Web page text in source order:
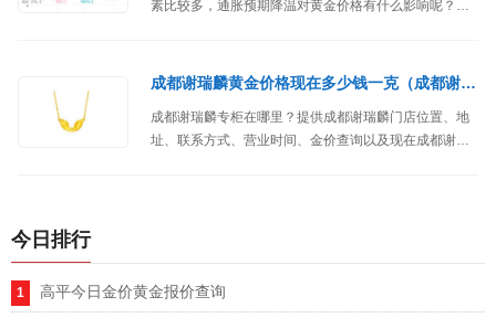
素比较多，通胀预期降温对黄金价格有什么影响呢？会
成都谢瑞麟黄金价格现在多少钱一克（成都谢瑞麟专柜地址查询）
成都谢瑞麟专柜在哪里？提供成都谢瑞麟门店位置、地
址、联系方式、营业时间、金价查询以及现在成都谢瑞
今日排行
高平今日金价黄金报价查询